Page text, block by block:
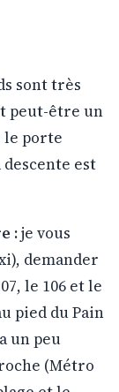
sont très
peut-être un
le porte
est
:je vous
demander
le 106 et le
pied du Pain
un peu
(Métro